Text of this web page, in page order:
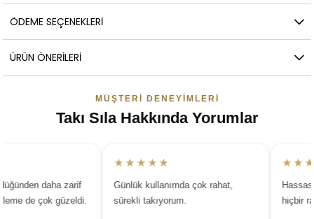
ÖDEME SEÇENEKLERI
ÜRÜN ÖNERILERI
MÜŞTERI DENEYIMLERI
Takı Sıla Hakkında Yorumlar
daha zarif
de çok güzeldi.
★★★★★
Günlük kullanımda çok rahat,
sürekli takıyorum.
Hassas
hiçbir